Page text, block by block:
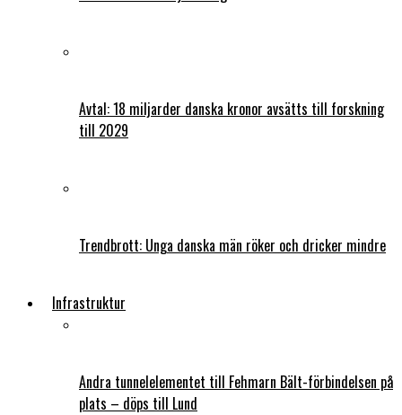
Avtal: 18 miljarder danska kronor avsätts till forskning
till 2029
Trendbrott: Unga danska män röker och dricker mindre
Infrastruktur
Andra tunnelelementet till Fehmarn Bält-förbindelsen på
plats – döps till Lund